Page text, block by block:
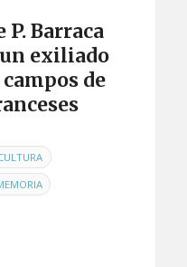
P. Barraca
exiliado
de
,
,